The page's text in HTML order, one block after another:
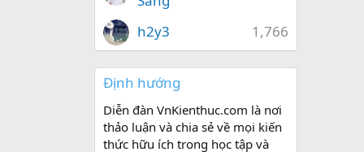
1,766
h2y3
Định hướng
Diễn đàn VnKienthuc.com là nơi
thảo luận và chia sẻ về mọi kiến
thức hữu ích trong học tập và